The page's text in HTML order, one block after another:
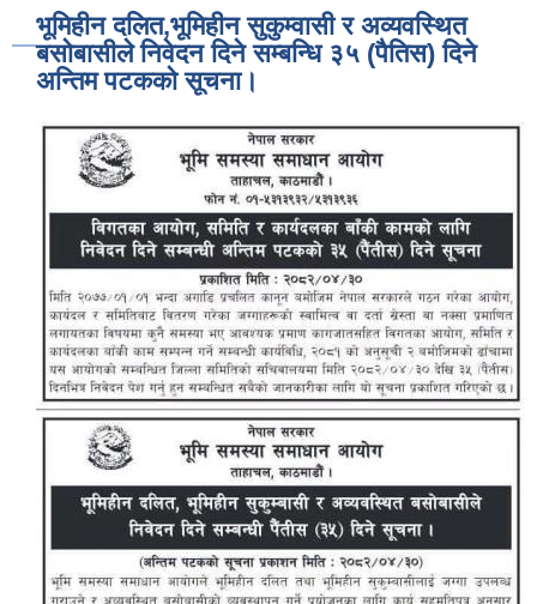
भूमिहीन दलित,भूमिहीन सुकुम्वासी र अव्यवस्थित
बसाेबासीले निवेदन दिने सम्बन्धि ३५ (पैतिस) दिने
अन्तिम पटककाे सूचना।